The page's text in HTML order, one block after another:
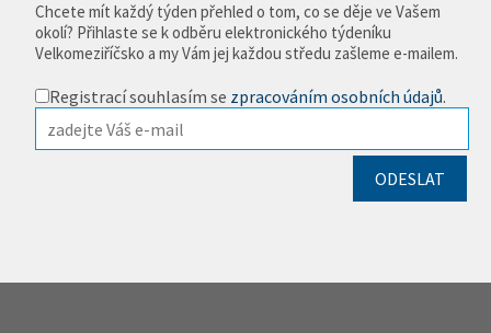
Chcete mít každý týden přehled o tom, co se děje ve Vašem
okolí? Přihlaste se k odběru elektronického týdeníku
Velkomeziříčsko a my Vám jej každou středu zašleme e-mailem.
Registrací souhlasím se zpracováním osobních údajů.